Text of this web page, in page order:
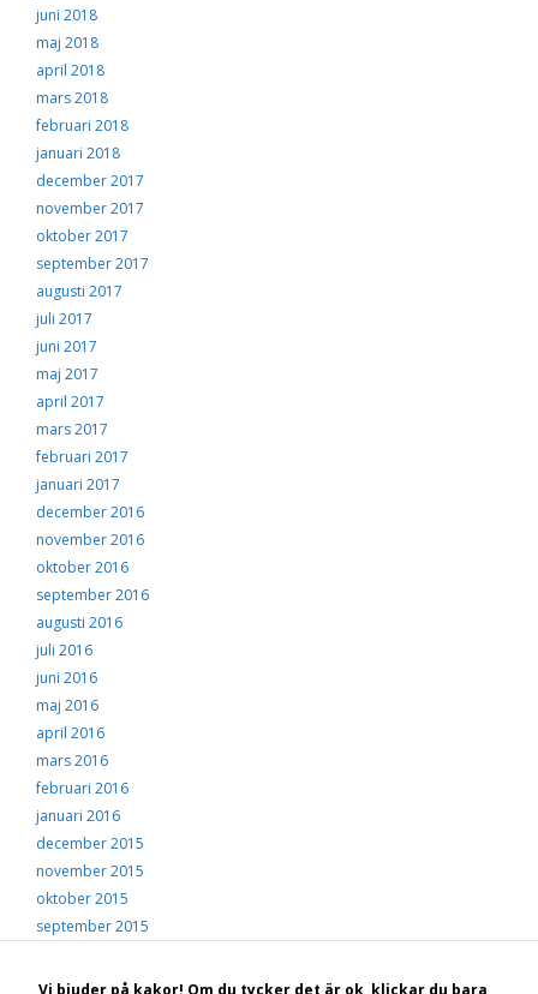
juni 2018
maj 2018
april 2018
mars 2018
februari 2018
januari 2018
december 2017
november 2017
oktober 2017
september 2017
augusti 2017
juli 2017
juni 2017
maj 2017
april 2017
mars 2017
februari 2017
januari 2017
december 2016
november 2016
oktober 2016
september 2016
augusti 2016
juli 2016
juni 2016
maj 2016
april 2016
mars 2016
februari 2016
januari 2016
december 2015
november 2015
oktober 2015
september 2015
juli 2015
Vi bjuder på kakor! Om du tycker det är ok, klickar du bara